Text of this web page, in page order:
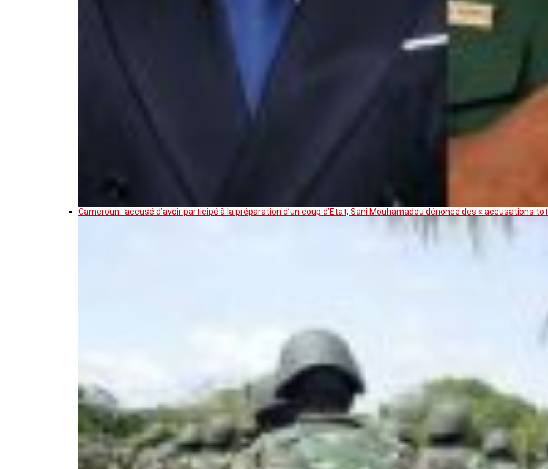
Cameroun : accusé d’avoir participé à la préparation d’un coup d’Etat, Sani Mouhamadou dénonce des « accusations